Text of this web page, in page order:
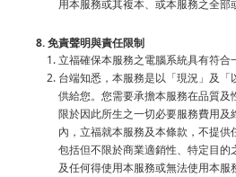
用本服務或其複本、或本服務之全部
8. 免責聲明與責任限制
立福確保本服務之電腦系統具有符合
台端知悉，本服務是以「現況」及
供給您。您需要承擔本服務在品質
限於因此所生之一切必要服務費用及
內，立福就本服務及本條款，不提供
包括但不限於商業適銷性、特定目
及任何得使用本服務或無法使用本